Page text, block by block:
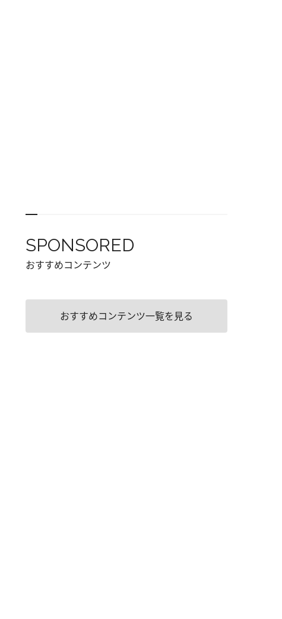
SPONSORED
おすすめコンテンツ
おすすめコンテンツ一覧を見る